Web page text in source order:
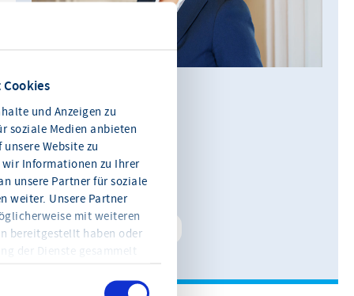
und Anzeigen zu
soziale Medien anbieten
Website zu
Informationen zu Ihrer
unsere Partner für soziale
weiter. Unsere Partner
mit weiteren
bereitgestellt haben oder
der Dienste gesammelt
Informationen und die
Julia König
Leiterin Kommunikation
0611 360 115-11
E-Mail schreiben
Kontakt speichern